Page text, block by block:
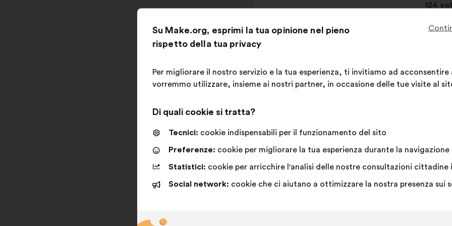
Questa
ha
124 voti
Sono
Questa
stata
qualificata
Evidente
: 14
volte
Realistica
: 31
volte
stata
qualificata
Non ho capito
:volte
Mi lascia
:volte
Comment la société peut-elle
handicapées ?
Proposta
Il faut encourager les médecins à
Su Make.org, esprimi la tua opinione nel pieno
rispetto della tua privacy
Per migliorare il nostro servizio e la tua esperienza, ti invitiamo ad acconsentire
vorremmo utilizzare, insieme ai nostri partner, in occasione delle tue visite al
Di quali cookie si tratta?
Tecnici: cookie indispensabili per il funzionamento del sito
Preferenze: cookie per migliorare la tua esperienza durante la navigazione
Statistici: cookie per arricchire l'analisi delle nostre consultazioni
Social network: cookie che ci aiutano a ottimizzare la nostra presenza sui